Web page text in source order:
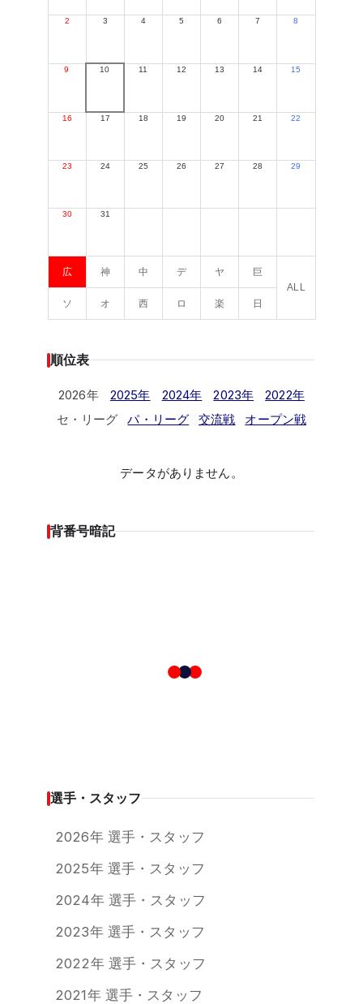
2 3 4 5 6 7 8
9 10 11 12 13 14 15
16 17 18 19 20 21 22
23 24 25 26 27 28 29
30 31
広 神 中 デ ヤ
巨
ALL
ソ
オ 西 ロ 楽 日
順位表
2026年 2025年 2024年 2023年
2022年
セ・リーグ
パ・リーグ 交流戦 オープン戦
データがありません。
背番号暗記
選手・スタッフ
2026年 選手・スタッフ
2025年 選手・スタッフ
2024年 選手・スタッフ
2023年 選手・スタッフ
2022年 選手・スタッフ
2021年 選手・スタッフ